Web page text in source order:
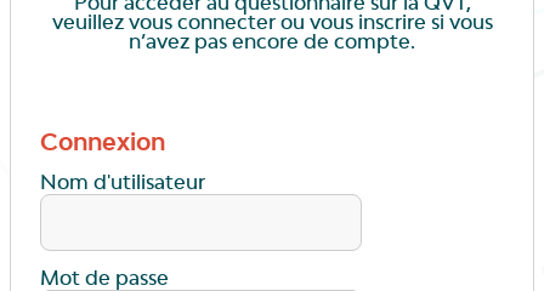
Pour accéder au questionnaire sur la QVT,
veuillez vous connecter ou vous inscrire si vous
n’avez pas encore de compte.
Connexion
Nom d'utilisateur
Mot de passe